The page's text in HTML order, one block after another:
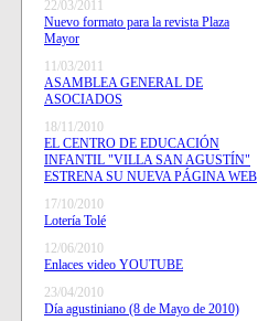
22/03/2011
Nuevo formato para la revista Plaza
Mayor
11/03/2011
ASAMBLEA GENERAL DE
ASOCIADOS
18/11/2010
EL CENTRO DE EDUCACIÓN
INFANTIL "VILLA SAN AGUSTÍN"
ESTRENA SU NUEVA PÁGINA WEB
17/10/2010
Lotería Tolé
12/06/2010
Enlaces video YOUTUBE
23/04/2010
Día agustiniano (8 de Mayo de 2010)